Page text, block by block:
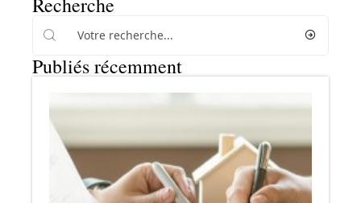
Publiés récemment